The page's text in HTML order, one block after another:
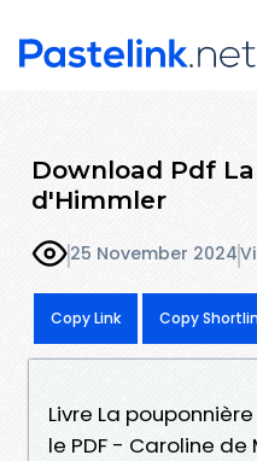
Download Pdf
d'Himmler
25 November 2024
Copy Link Copy
Livre La
le PDF - Caroline de